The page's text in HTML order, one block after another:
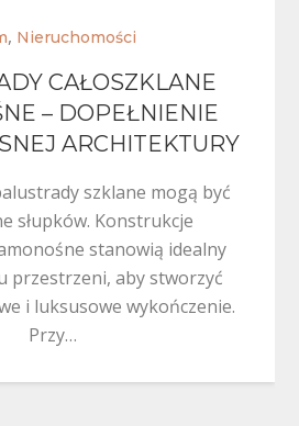
, Nieruchomości
CAŁOSZKLANE
– DOPEŁNIENIE
ARCHITEKTURY
szklane mogą być
słupków. Konstrukcje
stanowią idealny
przestrzeni, aby stworzyć
i luksusowe wykończenie.
Przy…